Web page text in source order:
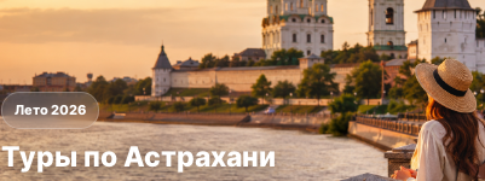
Лето 2026
Туры по Астрахани